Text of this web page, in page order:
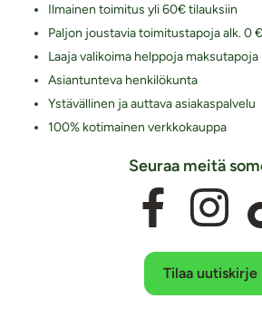
Ilmainen toimitus yli 60€ tilauksiin
Paljon joustavia toimitustapoja alk. 0 €
Laaja valikoima helppoja maksutapoja
Asiantunteva henkilökunta
Ystävällinen ja auttava asiakaspalvelu
100% kotimainen verkkokauppa
Seuraa meitä
Tilaa uutiskirje